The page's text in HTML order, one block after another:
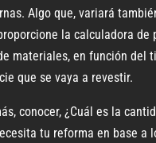
Algo que, variará
la calculadora de
materiales, en función del
que se vaya a revestir.
conocer, ¿Cuál es la
tu reforma en base a